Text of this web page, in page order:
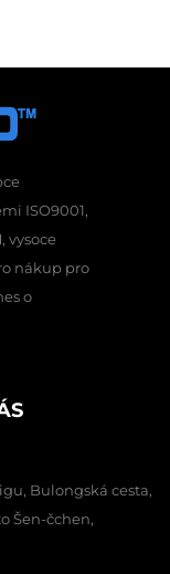
ISO9001,
vysoce
nákup pro
o
Bulongská cesta,
Šen-čchen,